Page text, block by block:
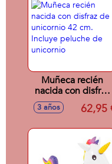
Muñeca recién
nacida con disfraz
de unicornio 42
cm. Incluye
3 años 62,95